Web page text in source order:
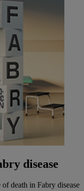
disease
death in Fabry disease